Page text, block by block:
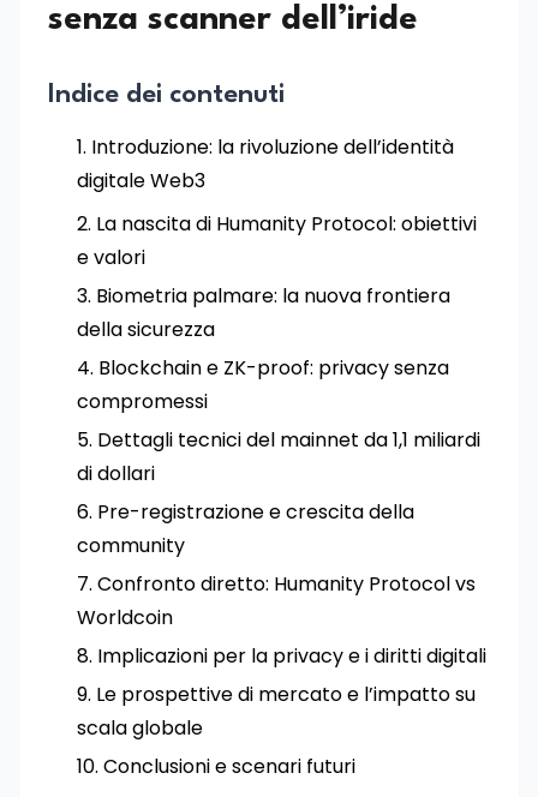
senza scanner dell’iride
Indice dei contenuti
Introduzione: la rivoluzione dell’identità
digitale Web3
La nascita di Humanity Protocol: obiettivi
e valori
Biometria palmare: la nuova frontiera
della sicurezza
Blockchain e ZK-proof: privacy senza
compromessi
Dettagli tecnici del mainnet da 1,1 miliardi
di dollari
Pre-registrazione e crescita della
community
Confronto diretto: Humanity Protocol vs
Worldcoin
Implicazioni per la privacy e i diritti digitali
Le prospettive di mercato e l’impatto su
scala globale
Conclusioni e scenari futuri